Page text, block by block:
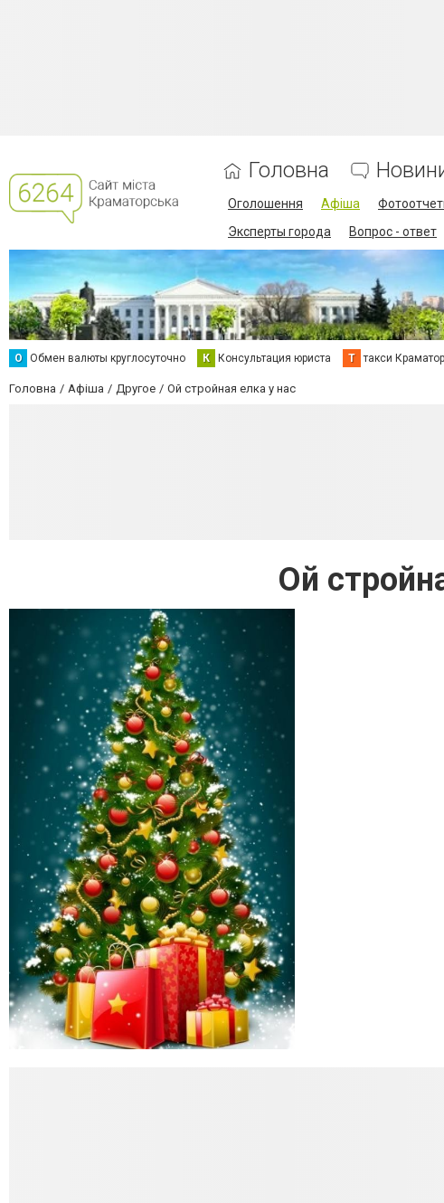
Головна
Оголошення Афіша
Эксперты города
Вопрос - ответ
О Обмен валюты круглосуточно К Консультация юриста Т такси
Головна Афіша Другое Ой стройная елка у нас
Ой